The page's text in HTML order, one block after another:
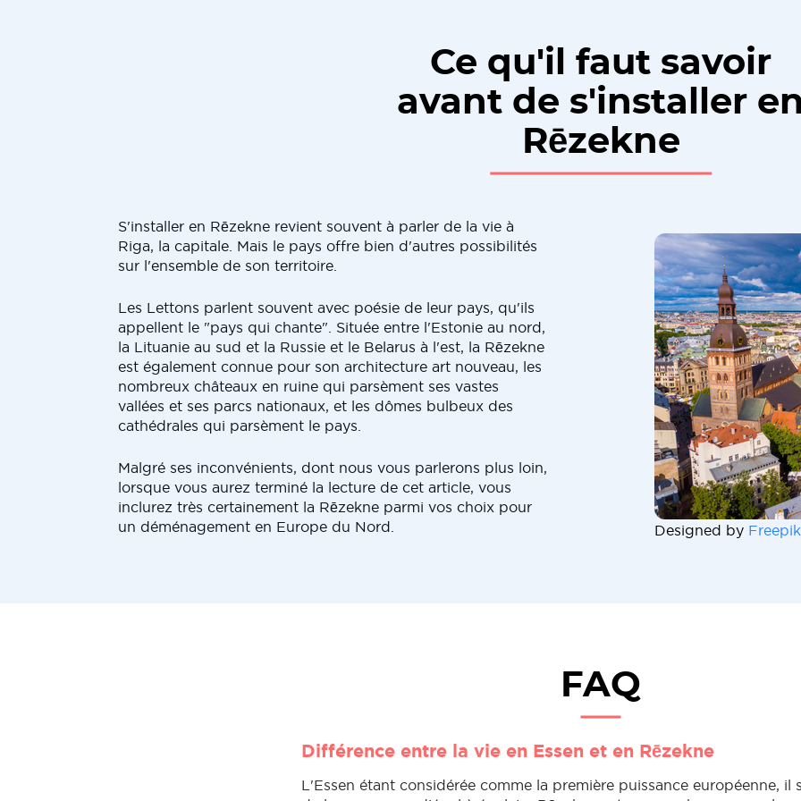
Ce qu'il faut savoir
avant de s'installer
Rēzekne
S'installer en Rēzekne revient souvent à parler de la vie à
Riga, la capitale. Mais le pays offre bien d'autres possibilités
sur l'ensemble de son territoire.
Les Lettons parlent souvent avec poésie de leur pays, qu'ils
appellent le "pays qui chante". Située entre l'Estonie au nord,
la Lituanie au sud et la Russie et le Belarus à l'est, la Rēzekne
est également connue pour son architecture art nouveau, les
nombreux châteaux en ruine qui parsèment ses vastes
vallées et ses parcs nationaux, et les dômes bulbeux des
cathédrales qui parsèment le pays.
Malgré ses inconvénients, dont nous vous parlerons plus loin,
lorsque vous aurez terminé la lecture de cet article, vous
inclurez très certainement la Rēzekne parmi vos choix pour
un déménagement en Europe du Nord.
Designed by
FAQ
Différence entre la vie en Essen et en Rēzekne
L'Essen étant considérée comme la première puissance européenne, il